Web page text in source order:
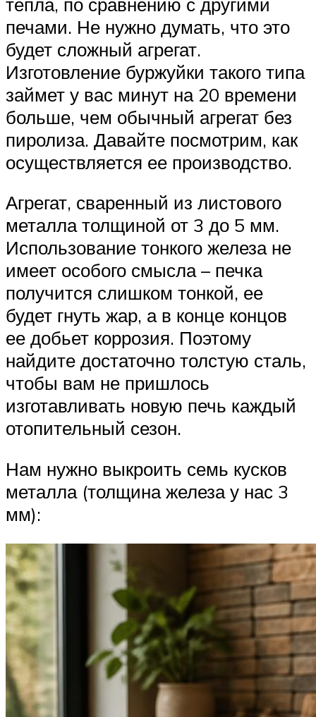
печами. Не нужно думать, что это
будет сложный агрегат.
Изготовление буржуйки такого типа
займет у вас минут на 20 времени
больше, чем обычный агрегат без
пиролиза. Давайте посмотрим, как
осуществляется ее производство.
Агрегат, сваренный из листового
металла толщиной от 3 до 5 мм.
Использование тонкого железа не
имеет особого смысла – печка
получится слишком тонкой, ее
будет гнуть жар, а в конце концов
ее добьет коррозия. Поэтому
найдите достаточно толстую сталь,
чтобы вам не пришлось
изготавливать новую печь каждый
отопительный сезон.
Нам нужно выкроить семь кусков
металла (толщина железа у нас 3
мм):